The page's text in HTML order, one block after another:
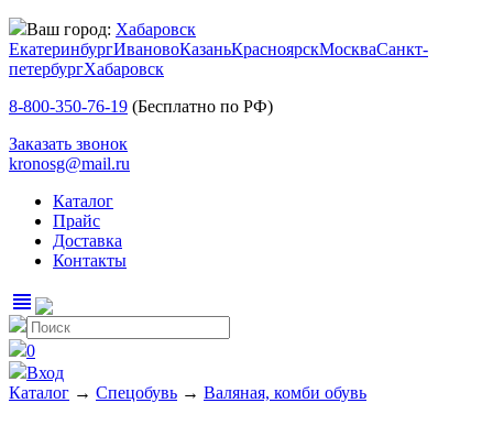
Ваш город: Хабаровск
ЕкатеринбургИвановоКазаньКрасноярскМоскваСанкт-
петербургХабаровск
8-800-350-76-19 (Бесплатно по РФ)
Заказать звонок
kronosg@mail.ru
Каталог
Прайс
Доставка
Контакты
view_headline
0
Вход
Каталог → Спецобувь → Валяная, комби обувь